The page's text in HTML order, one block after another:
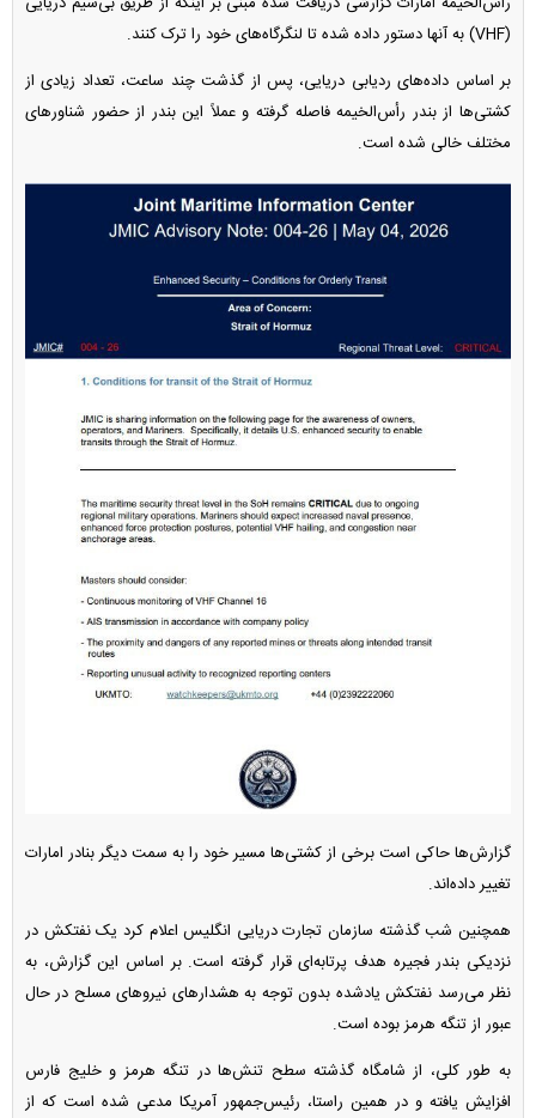
(VHF) به آنها دستور داده شده تا لنگرگاه‌های خود را ترک کنند.
بر اساس داده‌های ردیابی دریایی، پس از گذشت چند ساعت، تعداد زیادی از
کشتی‌ها از بندر رأس‌الخیمه فاصله گرفته و عملاً این بندر از حضور شناور‌های
مختلف خالی شده است.‌
گزارش‌ها حاکی است برخی از کشتی‌ها مسیر خود را به سمت دیگر بنادر امارات
تغییر داده‌اند.
همچنین شب گذشته سازمان تجارت دریایی انگلیس اعلام کرد یک نفتکش در
نزدیکی بندر فجیره هدف پرتابه‌ای قرار گرفته است. بر اساس این گزارش، به
نظر می‌رسد نفتکش یادشده بدون توجه به هشدار‌های نیرو‌های مسلح در حال
عبور از تنگه هرمز بوده است.
به طور کلی، از شامگاه گذشته سطح تنش‌ها در تنگه هرمز و خلیج فارس
افزایش یافته و در همین راستا، رئیس‌جمهور آمریکا مدعی شده است که از